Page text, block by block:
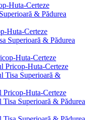
Huta-Certeze
& Pădurea
Huta-Certeze
Superioară & Pădurea
Huta-Certeze
Pricop-Huta-Certeze
Tisa Superioară &
Pricop-Huta-Certeze
Superioară & Pădurea